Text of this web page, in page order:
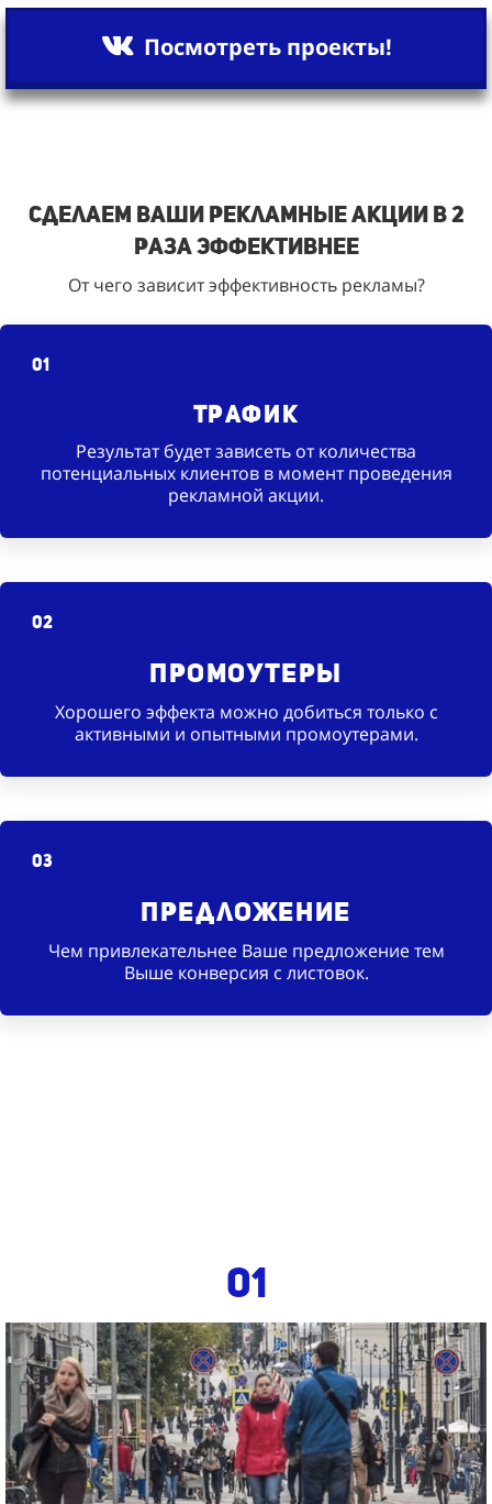
Посмотреть проекты!
Сделаем ваши рекламные акции в 2
раза эффективнее
От чего зависит эффективность рекламы?
01
Трафик
Результат будет зависеть от количества
потенциальных клиентов в момент проведения
рекламной акции.
02
Промоутеры
Хорошего эффекта можно добиться только с
активными и опытными промоутерами.
03
Предложение
Чем привлекательнее Ваше предложение тем
Выше конверсия с листовок.
01